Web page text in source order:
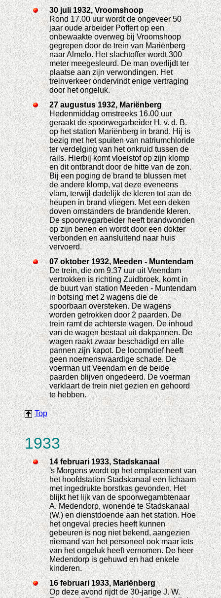
30 juli 1932, Vroomshoop
Rond 17.00 uur wordt de ongeveer 50
jaar oude arbeider Poffert op een
onbewaakte overweg bij Vroomshoop
gegrepen door de trein van Mariënberg
naar Almelo. Het slachtoffer wordt 300
meter meegesleurd. De man overlijdt ter
plaatse aan zijn verwondingen. Het
treinverkeer ondervindt enige vertraging
door het ongeluk.
27 augustus 1932, Mariënberg
Hedenmiddag omstreeks 16.00 uur
geraakt de spoorwegarbeider H. v. d. B.
op het station Mariënberg in brand. Hij is
bezig met het spuiten van natriumchloride
ter verdelging van het onkruid tussen de
rails. Hierbij komt vloeistof op zijn klomp
en dit ontbrandt door de hitte van de zon.
Bij een poging de brand te blussen met
de andere klomp, vat deze eveneens
vlam, terwijl dadelijk de kleren tot aan de
heupen in brand vliegen. Met een deken
doven omstanders de brandende kleren.
De spoorwegarbeider heeft brandwonden
op zijn benen en wordt door een dokter
verbonden en aansluitend naar huis
vervoerd.
07 oktober 1932, Meeden - Muntendam
De trein, die om 9.37 uur uit Veendam
vertrokken is richting Zuidbroek, komt in
de buurt van station Meeden - Muntendam
in botsing met 2 wagens die de
spoorbaan oversteken. De wagens
worden getrokken door 2 paarden. De
trein ramt de achterste wagen. De inhoud
van de wagen bestaat uit dakpannen. De
wagen raakt zwaar beschadigd en alle
pannen zijn kapot. De locomotief heeft
geen noemenswaardige schade. De
voerman uit Veendam en de beide
paarden blijven ongedeerd. De voerman
verklaart de trein niet gezien en gehoord
te hebben.
Top
1933
14 februari 1933, Stadskanaal
's Morgens wordt op het emplacement van
het hoofdstation Stadskanaal een lichaam
met ingedrukte borstkas gevonden. Het
blijkt het lijk van de spoorwegambtenaar
A. Medendorp, wonende te Stadskanaal
(W.) en dienstdoende aan het station. Hoe
het ongeval precies heeft kunnen
gebeuren is nog niet bekend, aangezien
niemand van het personeel ook maar iets
van het ongeluk heeft vernomen. De heer
Medendorp is gehuwd en had enkele
kinderen.
16 februari 1933, Mariënberg
Op deze avond rijdt de 30-jarige J. W.